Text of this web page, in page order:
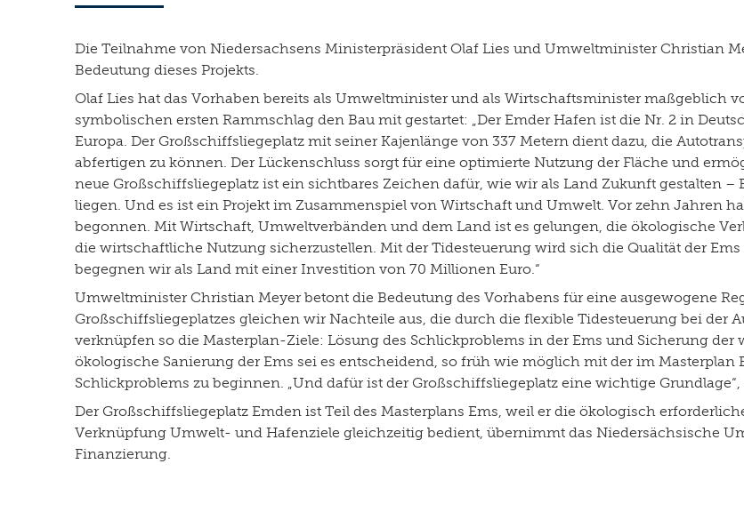
Die Teilnahme von Niedersachsens Ministerpräsident Olaf Lies und Umweltminister Christian
Bedeutung dieses Projekts.
Olaf Lies hat das Vorhaben bereits als Umweltminister und als Wirtschaftsminister maßgeblich
symbolischen ersten Rammschlag den Bau mit gestartet: „Der Emder Hafen ist die Nr. 2 in
Europa. Der Großschiffsliegeplatz mit seiner Kajenlänge von 337 Metern dient dazu, die
abfertigen zu können. Der Lückenschluss sorgt für eine optimierte Nutzung der Fläche und
neue Großschiffsliegeplatz ist ein sichtbares Zeichen dafür, wie wir als Land Zukunft gestalten
liegen. Und es ist ein Projekt im Zusammenspiel von Wirtschaft und Umwelt. Vor zehn Jahren
begonnen. Mit Wirtschaft, Umweltverbänden und dem Land ist es gelungen, die ökologische
die wirtschaftliche Nutzung sicherzustellen. Mit der Tidesteuerung wird sich die Qualität der
begegnen wir als Land mit einer Investition von 70 Millionen Euro.“
Umweltminister Christian Meyer betont die Bedeutung des Vorhabens für eine ausgewogene
Großschiffsliegeplatzes gleichen wir Nachteile aus, die durch die flexible Tidesteuerung bei der
verknüpfen so die Masterplan-Ziele: Lösung des Schlickproblems in der Ems und Sicherung
ökologische Sanierung der Ems sei es entscheidend, so früh wie möglich mit der im Masterplan
Schlickproblems zu beginnen. „Und dafür ist der Großschiffsliegeplatz eine wichtige Grundlage“,
Der Großschiffsliegeplatz Emden ist Teil des Masterplans Ems, weil er die ökologisch
Verknüpfung Umwelt- und Hafenziele gleichzeitig bedient, übernimmt das Niedersächsische
Finanzierung.